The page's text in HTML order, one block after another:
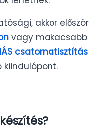
akkor először
vagy makacsabb
csatornatisztítás
kiindulópont.